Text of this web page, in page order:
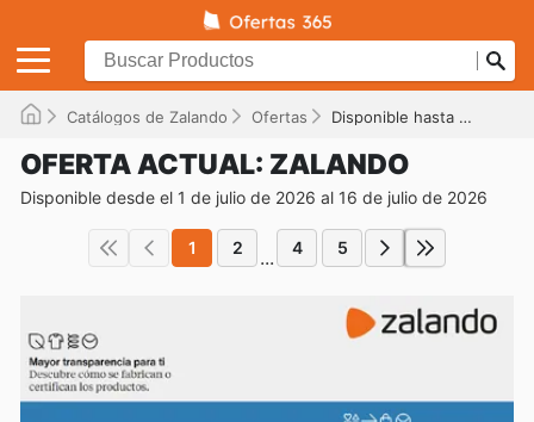
Catálogos de Zalando Ofertas Disponible hasta el 16/07/2026
OFERTA ACTUAL: ZALANDO
Disponible desde el 1 de julio de 2026 al 16 de julio de 2026
1 2 ... 4 5